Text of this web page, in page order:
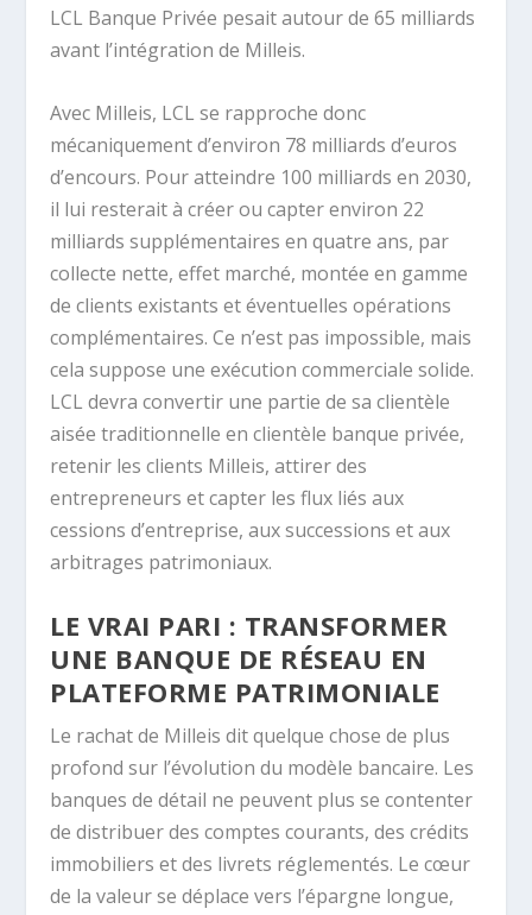
LCL Banque Privée pesait autour de 65 milliards
avant l’intégration de Milleis.
Avec Milleis, LCL se rapproche donc
mécaniquement d’environ 78 milliards d’euros
d’encours. Pour atteindre 100 milliards en 2030,
il lui resterait à créer ou capter environ 22
milliards supplémentaires en quatre ans, par
collecte nette, effet marché, montée en gamme
de clients existants et éventuelles opérations
complémentaires. Ce n’est pas impossible, mais
cela suppose une exécution commerciale solide.
LCL devra convertir une partie de sa clientèle
aisée traditionnelle en clientèle banque privée,
retenir les clients Milleis, attirer des
entrepreneurs et capter les flux liés aux
cessions d’entreprise, aux successions et aux
arbitrages patrimoniaux.
LE VRAI PARI : TRANSFORMER
UNE BANQUE DE RÉSEAU EN
PLATEFORME PATRIMONIALE
Le rachat de Milleis dit quelque chose de plus
profond sur l’évolution du modèle bancaire. Les
banques de détail ne peuvent plus se contenter
de distribuer des comptes courants, des crédits
immobiliers et des livrets réglementés. Le cœur
de la valeur se déplace vers l’épargne longue,